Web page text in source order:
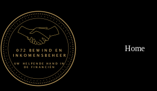
inhoud
Home